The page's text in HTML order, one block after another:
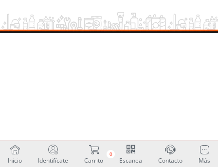
Inicio Identifícate
0
Carrito Escanea Contacto Más